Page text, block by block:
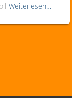
Weiterlesen…